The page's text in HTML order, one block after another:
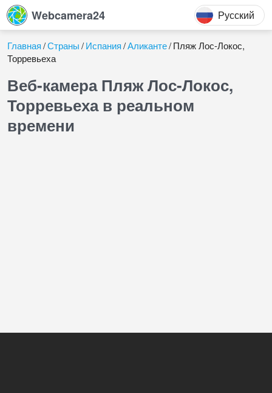
Webcamera24 Русский
Главная Страны Испания Аликанте Пляж Лос-Локос,
Торревьеха
Веб-камера Пляж Лос-Локос,
Торревьеха в реальном
времени